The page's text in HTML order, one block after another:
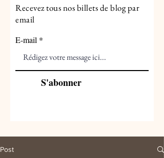
Recevez tous nos billets de blog par
email
E-mail
S'abonner
Post